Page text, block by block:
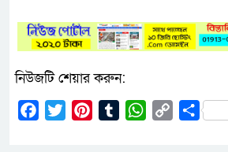
নিউজটি শেয়ার করুন:
Facebook
Twitter PinterestTumblrWhatsApp
CopyShare